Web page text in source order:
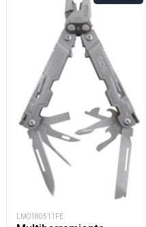
LMO180511FE